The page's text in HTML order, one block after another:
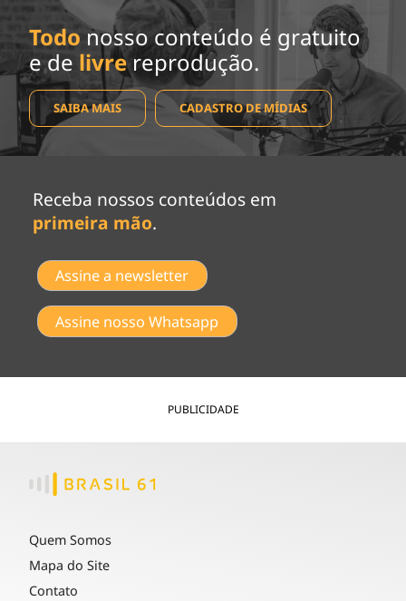
Todo nosso conteúdo é gratuito
e de livrereprodução.
SAIBA MAIS CADASTRO DE MÍDIAS
Receba nossos conteúdos em
primeira mão.
Assine a newsletter
Assine nosso Whatsapp
PUBLICIDADE
Quem Somos
Mapa do Site
Contato